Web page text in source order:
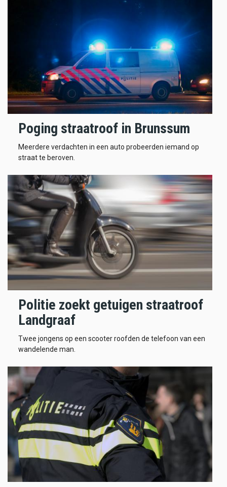
Poging straatroof in Brunssum
Meerdere verdachten in een auto probeerden iemand op
straat te beroven.
Politie zoekt getuigen straatroof
Landgraaf
Twee jongens op een scooter roofden de telefoon van een
wandelende man.